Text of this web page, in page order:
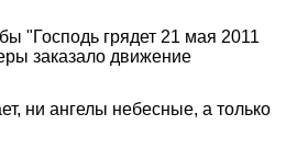
"Господь грядет 21 мая 2011
заказало движение
ни ангелы небесные, а только